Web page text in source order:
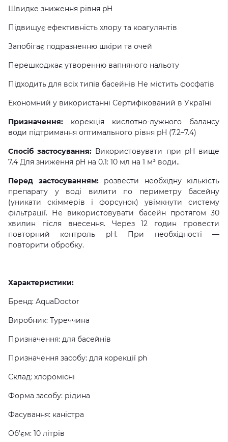
Швидке зниження рівня pH
Підвищує ефективність хлору та коагулянтів
Запобігає подразненню шкіри та очей
Перешкоджає утворенню вапняного нальоту
Підходить для всіх типів басейнів Не містить фосфатів
Економний у використанні Сертифікований в Україні
Призначення: корекція кислотно-лужного балансу
води підтримання оптимального рівня pH (7.2–7.4)
Спосіб застосування: Використовувати при pH вище
7.4 Для зниження pH на 0.1: 10 мл на 1 м³ води..
Перед застосуванням:розвести необхідну кількість
препарату у воді вилити по периметру басейну
(уникати скіммерів і форсунок) увімкнути систему
фільтрації. Не використовувати басейн протягом 30
хвилин після внесення. Через 12 годин провести
повторний контроль pH. При необхідності —
повторити обробку.
Характеристики:
Бренд: AquaDoctor
Виробник: Туреччина
Призначення: для басейнів
Призначення засобу: для корекції ph
Склад: хлоромісні
Форма засобу: рідина
Фасування: каністра
Об'єм: 10 літрів